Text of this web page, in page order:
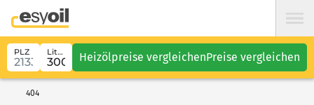
PLZ Liter Heizölpreise vergleichenPreise vergleichen
404